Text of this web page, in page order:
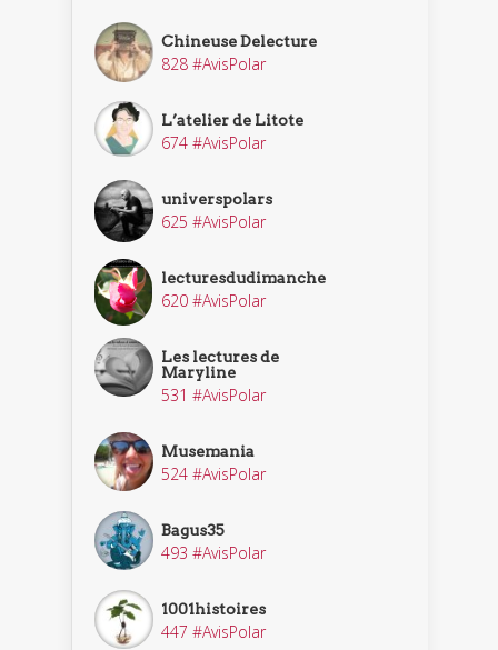
Chineuse Delecture
828 #AvisPolar
L’atelier de Litote
674 #AvisPolar
universpolars
625 #AvisPolar
lecturesdudimanche
620 #AvisPolar
Les lectures de
Maryline
531 #AvisPolar
Musemania
524 #AvisPolar
Bagus35
493 #AvisPolar
1001histoires
447 #AvisPolar